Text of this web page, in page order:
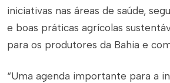
iniciativas nas áreas de saúde,
e boas práticas agrícolas
para os produtores da Bahia e
“Uma agenda importante para a